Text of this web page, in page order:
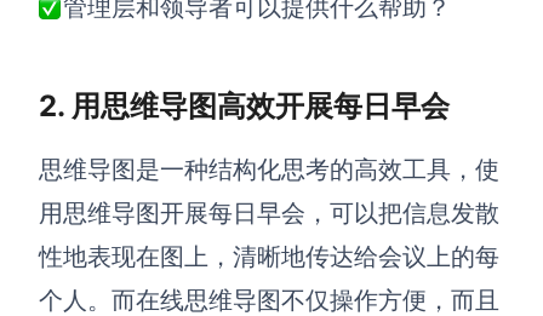
在线白板
敏捷实践
流程整理
路线图
情绪板
管理层和领导者可以提供什么帮助？
2. 用思维导图高效开展每日早会
思维导图是一种结构化思考的高效工具，使
用思维导图开展每日早会，可以把信息发散
性地表现在图上，清晰地传达给会议上的每
个人。而在线思维导图不仅操作方便，而且